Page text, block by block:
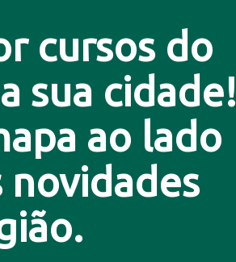
cursos do
sua cidade!
ao lado
novidades